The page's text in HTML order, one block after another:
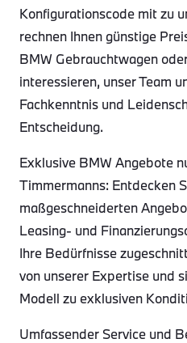
Konfigurationscode mit zu
rechnen Ihnen günstige
BMW Gebrauchtwagen
interessieren, unser Team
Fachkenntnis und
Entscheidung.
Exklusive BMW Angebote
Timmermanns: Entdecken
maßgeschneiderten
Leasing- und
Ihre Bedürfnisse
von unserer Expertise und
Modell zu exklusiven
Umfassender Service und